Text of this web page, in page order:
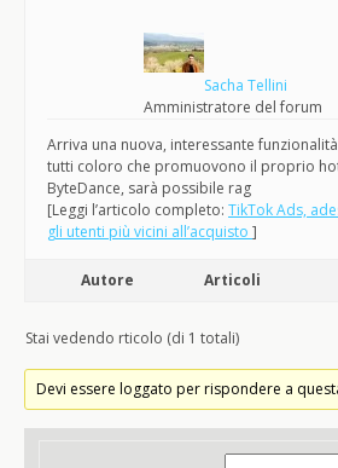
Sacha Tellini
Amministratore del forum
Arriva una nuova, interessante
tutti coloro che promuovono il proprio
ByteDance, sarà possibile rag
[Leggi l’articolo completo: TikTok Ads,
gli utenti più vicini all’acquisto ]
Autore Articoli
Stai vedendo rticolo (di 1 totali)
Devi essere loggato per rispondere a